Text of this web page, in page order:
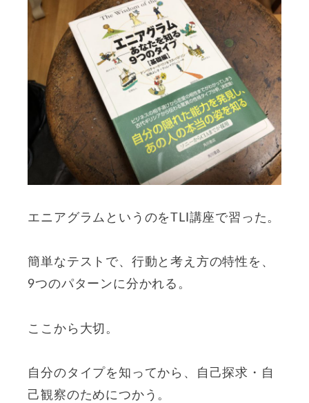
エニアグラムというのをTLI講座で習った。
簡単なテストで、行動と考え方の特性を、
9つのパターンに分かれる。
ここから大切。
自分のタイプを知ってから、自己探求・自
己観察のためにつかう。